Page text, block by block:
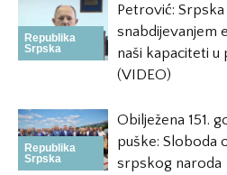
Republika
Srpska
Petrović:
snabdijevanjem
naši kapaciteti
(VIDEO)
Republika
Srpska
Obilježena 151.
puške: Sloboda
srpskog naroda